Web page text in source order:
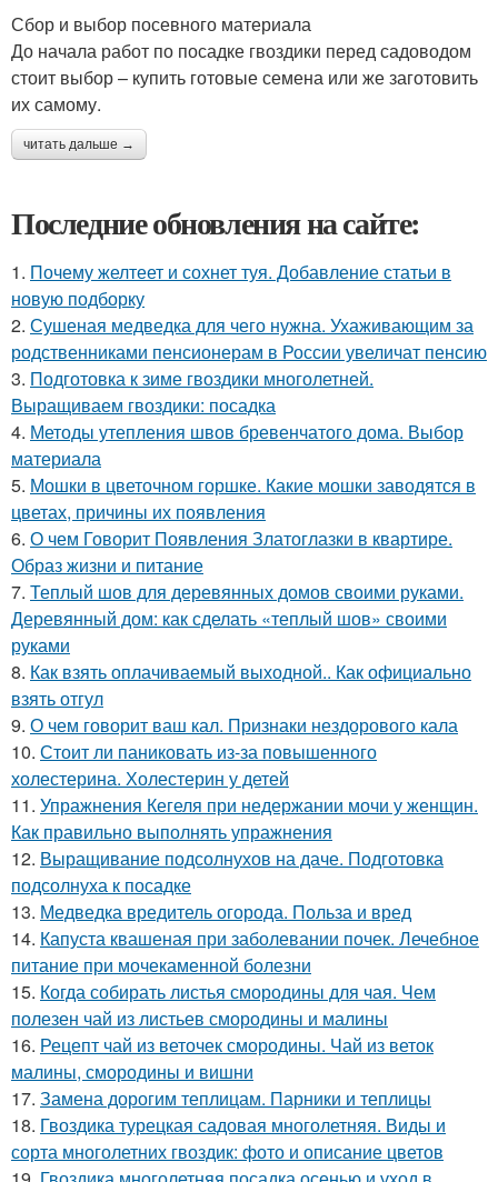
Сбор и выбор посевного материала
До начала работ по посадке гвоздики перед садоводом
стоит выбор – купить готовые семена или же заготовить
их самому.
читать дальше →
Последние обновления на сайте:
1. Почему желтеет и сохнет туя. Добавление статьи в
новую подборку
2. Сушеная медведка для чего нужна. Ухаживающим за
родственниками пенсионерам в России увеличат пенсию
3. Подготовка к зиме гвоздики многолетней.
Выращиваем гвоздики: посадка
4. Методы утепления швов бревенчатого дома. Выбор
материала
5. Мошки в цветочном горшке. Какие мошки заводятся в
цветах, причины их появления
6. О чем Говорит Появления Златоглазки в квартире.
Образ жизни и питание
7. Теплый шов для деревянных домов своими руками.
Деревянный дом: как сделать «теплый шов» своими
руками
8. Как взять оплачиваемый выходной.. Как официально
взять отгул
9. О чем говорит ваш кал. Признаки нездорового кала
10. Стоит ли паниковать из-за повышенного
холестерина. Холестерин у детей
11. Упражнения Кегеля при недержании мочи у женщин.
Как правильно выполнять упражнения
12. Выращивание подсолнухов на даче. Подготовка
подсолнуха к посадке
13. Медведка вредитель огорода. Польза и вред
14. Капуста квашеная при заболевании почек. Лечебное
питание при мочекаменной болезни
15. Когда собирать листья смородины для чая. Чем
полезен чай из листьев смородины и малины
16. Рецепт чай из веточек смородины. Чай из веток
малины, смородины и вишни
17. Замена дорогим теплицам. Парники и теплицы
18. Гвоздика турецкая садовая многолетняя. Виды и
сорта многолетних гвоздик: фото и описание цветов